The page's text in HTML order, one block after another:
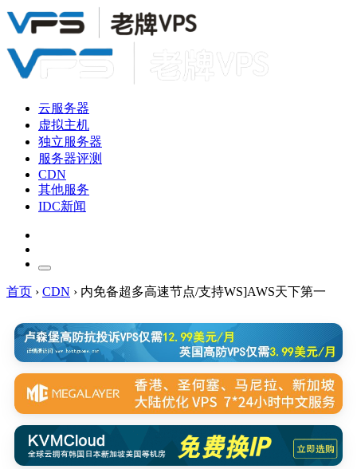
云服务器
虚拟主机
独立服务器
服务器评测
CDN
其他服务
IDC新闻
首页 › CDN › 内免备超多高速节点/支持WS]AWS天下第一